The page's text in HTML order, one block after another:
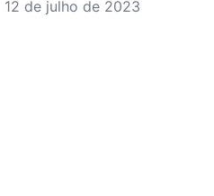
12 de julho de 2023